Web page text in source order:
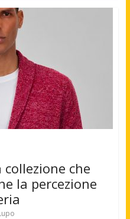
che
la percezione